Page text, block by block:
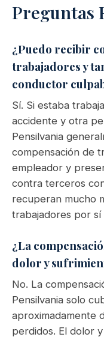
Preguntas
¿Puedo recibir
trabajadores y
conductor
Sí. Si estaba
accidente y otra
Pensilvania
compensación de
empleador y
contra terceros
recuperan mucho
trabajadores por sí
¿La
dolor y
No. La
Pensilvania solo
aproximadamente
perdidos. El dolor